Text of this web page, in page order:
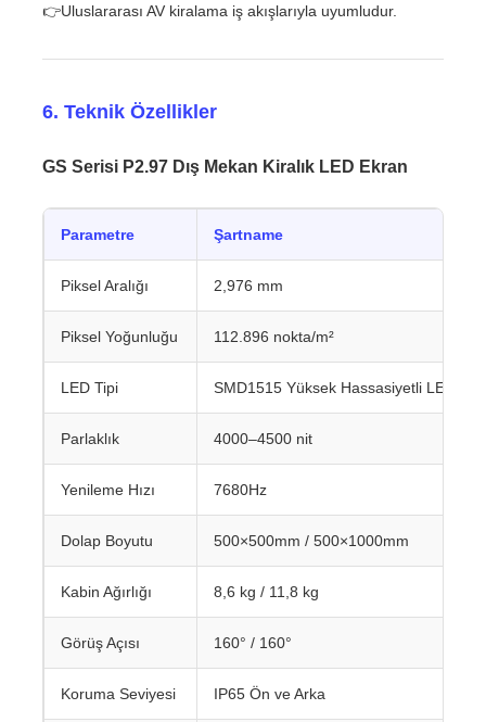
👉Uluslararası AV kiralama iş akışlarıyla uyumludur.
6. Teknik Özellikler
GS Serisi P2.97 Dış Mekan Kiralık LED Ekran
Parametre Şartname
Piksel Aralığı 2,976 mm
Piksel Yoğunluğu 112.896 nokta/m²
LED Tipi SMD1515 Yüksek Hassasiyetli LED
Parlaklık 4000–4500 nit
Yenileme Hızı 7680Hz
Dolap Boyutu 500×500mm / 500×1000mm
Kabin Ağırlığı 8,6 kg / 11,8 kg
Görüş Açısı 160° / 160°
Koruma Seviyesi IP65 Ön ve Arka